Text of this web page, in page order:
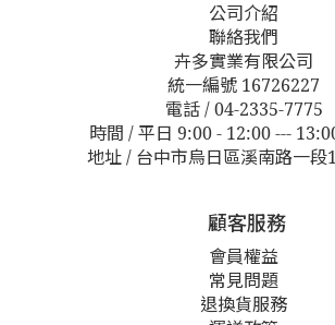
公司介紹
聯絡我們
卉多實業有限公司
統一編號 16726227
電話 / 04-2335-7775
時間 / 平日 9:00 - 12:00 ---
地址 / 台中市烏日區溪南路一段
顧客服務
會員權益
常見問題
退換貨服務